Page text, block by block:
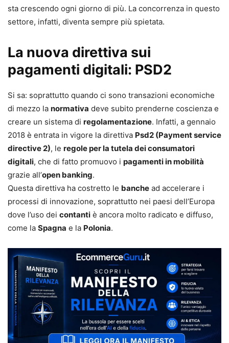
sta crescendo ogni giorno di più. La concorrenza in questo
settore, infatti, diventa sempre più spietata.
La nuova direttiva sui
pagamenti digitali: PSD2
Si sa: soprattutto quando ci sono transazioni economiche
di mezzo la normativa deve subito prenderne coscienza e
creare un sistema di regolamentazione. Infatti, a gennaio
2018 è entrata in vigore la direttiva Psd2 (Payment service
directive 2), le regole per la tutela dei consumatori
digitali, che di fatto promuovo i pagamenti in mobilità
grazie all’open banking.
Questa direttiva ha costretto le banche ad accelerare i
processi di innovazione, soprattutto nei paesi dell’Europa
dove l’uso dei contanti è ancora molto radicato e diffuso,
come la Spagna e la Polonia.